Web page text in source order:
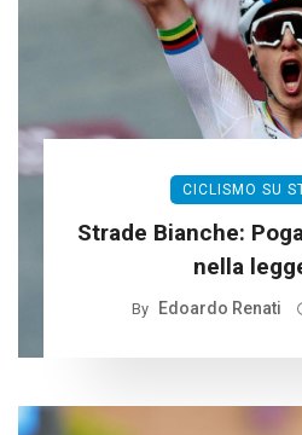
CICLISMO SU
Strade Bianche:
nella
By Edoardo Renati